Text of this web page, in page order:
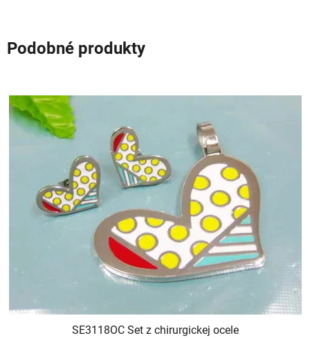
Podobné produkty
SE3118OC Set z chirurgickej ocele